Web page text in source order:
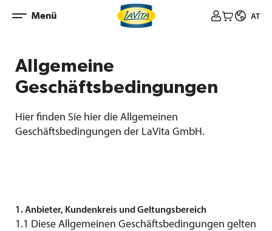
Inhalt
Menü  AT
Allgemeine
Geschäftsbedingungen
Hier finden Sie hier die Allgemeinen
Geschäftsbedingungen der LaVita GmbH.
1. Anbieter, Kundenkreis und Geltungsbereich
1.1 Diese Allgemeinen Geschäftsbedingungen gelten